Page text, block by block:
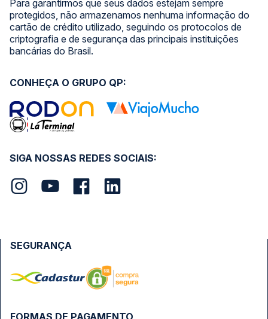
Para garantirmos que seus dados estejam sempre
protegidos, não armazenamos nenhuma informação do
cartão de crédito utilizado, seguindo os protocolos de
criptografia e de segurança das principais instituições
bancárias do Brasil.
SIGA NOSSAS REDES SOCIAIS:
CONHEÇA O GRUPO QP:
FORMAS DE PAGAMENTO
SEGURANÇA